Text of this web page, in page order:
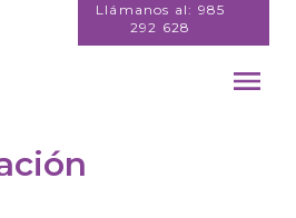
Llámanos al: 985
292 628